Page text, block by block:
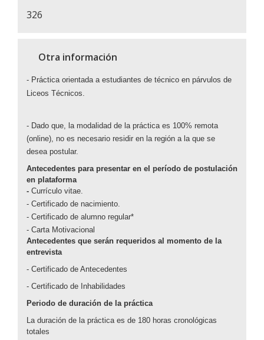
326
Otra información
- Práctica orientada a estudiantes de técnico en párvulos de
Liceos Técnicos.
- Dado que, la modalidad de la práctica es 100% remota
(online), no es necesario residir en la región a la que se
desea postular.
Antecedentes para presentar en el período de postulación
en plataforma
- Currículo vitae.
- Certificado de nacimiento.
- Certificado de alumno regular*
- Carta Motivacional
Antecedentes que serán requeridos al momento de la
entrevista
- Certificado de Antecedentes
- Certificado de Inhabilidades
Periodo de duración de la práctica
La duración de la práctica es de 180 horas cronológicas
totales